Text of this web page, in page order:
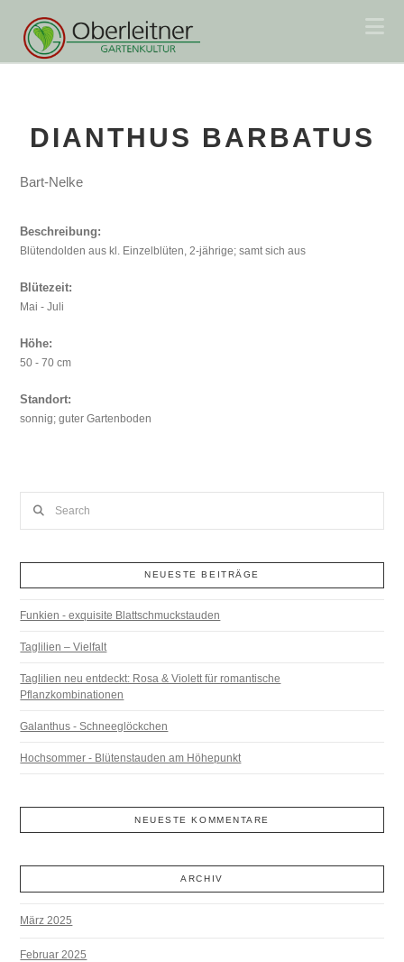
DIANTHUS BARBATUS
Bart-Nelke
Beschreibung:
Blütendolden aus kl. Einzelblüten, 2-jährige; samt sich aus
Blütezeit:
Mai - Juli
Höhe:
50 - 70 cm
Standort:
sonnig; guter Gartenboden
NEUESTE BEITRÄGE
Funkien - exquisite Blattschmuckstauden
Taglilien – Vielfalt
Taglilien neu entdeckt: Rosa & Violett für romantische
Pflanzkombinationen
Galanthus - Schneeglöckchen
Hochsommer - Blütenstauden am Höhepunkt
NEUESTE KOMMENTARE
ARCHIV
März 2025
Februar 2025